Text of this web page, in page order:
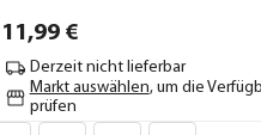
11,99€
Derzeit nicht lieferbar
Markt auswählen, um die
prüfen